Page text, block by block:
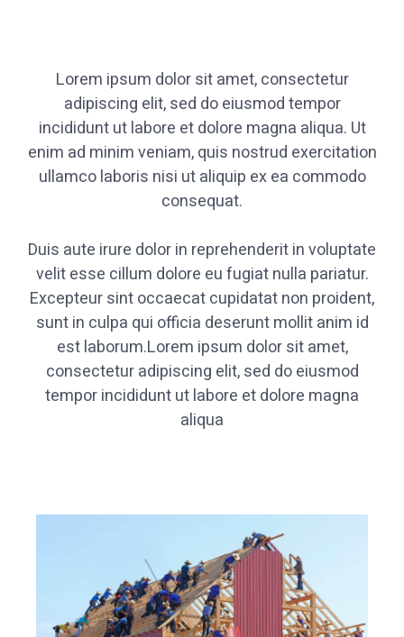
Lorem ipsum dolor sit amet, consectetur
adipiscing elit, sed do eiusmod tempor
incididunt ut labore et dolore magna aliqua. Ut
enim ad minim veniam, quis nostrud exercitation
ullamco laboris nisi ut aliquip ex ea commodo
consequat.
Duis aute irure dolor in reprehenderit in voluptate
velit esse cillum dolore eu fugiat nulla pariatur.
Excepteur sint occaecat cupidatat non proident,
sunt in culpa qui officia deserunt mollit anim id
est laborum.Lorem ipsum dolor sit amet,
consectetur adipiscing elit, sed do eiusmod
tempor incididunt ut labore et dolore magna
aliqua